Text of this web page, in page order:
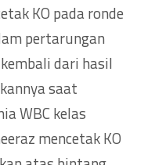
KO pada ronde
pertarungan
dari hasil
saat
WBC kelas
mencetak KO